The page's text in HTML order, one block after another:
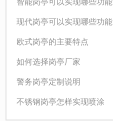
现代岗亭可以实现哪些功能
欧式岗亭的主要特点
如何选择岗亭厂家
警务岗亭定制说明
不锈钢岗亭怎样实现喷涂